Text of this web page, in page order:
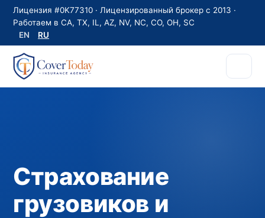
Лицензия #0K77310 · Лицензированный брокер с 2013 ·
Работаем в CA, TX, IL, AZ, NV, NC, CO, OH, SC
EN
RU
Страхование
грузовиков и